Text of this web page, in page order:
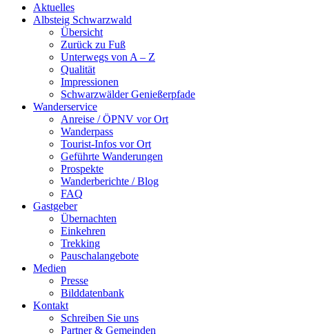
Aktuelles
Albsteig Schwarzwald
Übersicht
Zurück zu Fuß
Unterwegs von A – Z
Qualität
Impressionen
Schwarzwälder Genießerpfade
Wanderservice
Anreise / ÖPNV vor Ort
Wanderpass
Tourist-Infos vor Ort
Geführte Wanderungen
Prospekte
Wanderberichte / Blog
FAQ
Gastgeber
Übernachten
Einkehren
Trekking
Pauschalangebote
Medien
Presse
Bilddatenbank
Kontakt
Schreiben Sie uns
Partner & Gemeinden